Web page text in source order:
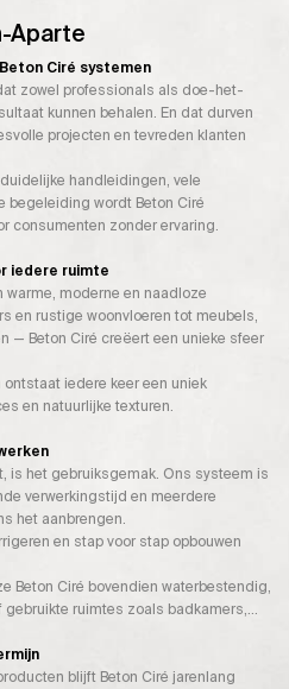
Aparte
Ciré systemen
zowel professionals als doe-het-
kunnen behalen. En dat durven
projecten en tevreden klanten
handleidingen, vele
begeleiding wordt Beton Ciré
consumenten zonder ervaring.
iedere ruimte
warme, moderne en naadloze
en rustige woonvloeren tot meubels,
— Beton Ciré creëert een unieke sfeer
iedere keer een uniek
en natuurlijke texturen.
is het gebruiksgemak. Ons systeem is
verwerkingstijd en meerdere
het aanbrengen.
en stap voor stap opbouwen
Beton Ciré bovendien waterbestendig,
ruimtes zoals badkamers,
blijft Beton Ciré jarenlang